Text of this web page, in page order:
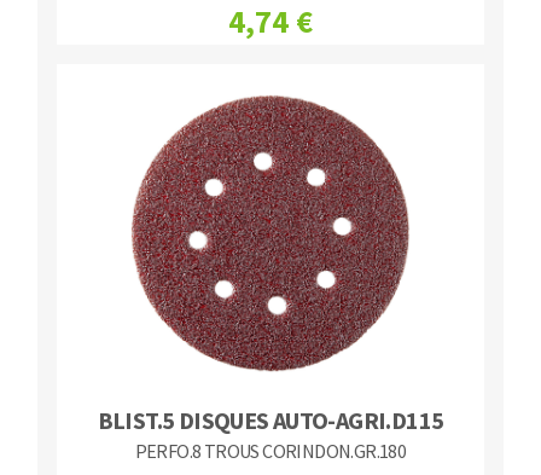
4,74 €
BLIST.5 DISQUES AUTO-AGRI.D115
PERFO.8 TROUS CORINDON.GR.180